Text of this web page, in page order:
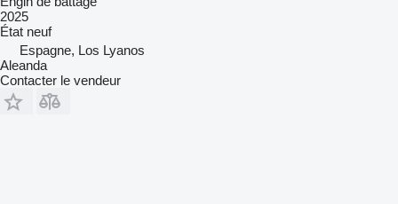
2025
État neuf
Espagne, Los Lyanos
Aleanda
Contacter le vendeur